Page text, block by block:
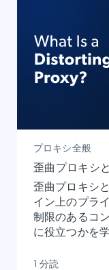
プロキシ全般
歪曲プロキシ
歪曲プロキシ
イン上のプラ
制限のあるコ
に役立つかを
1 分読